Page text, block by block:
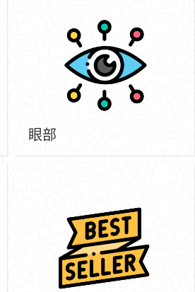
眼部